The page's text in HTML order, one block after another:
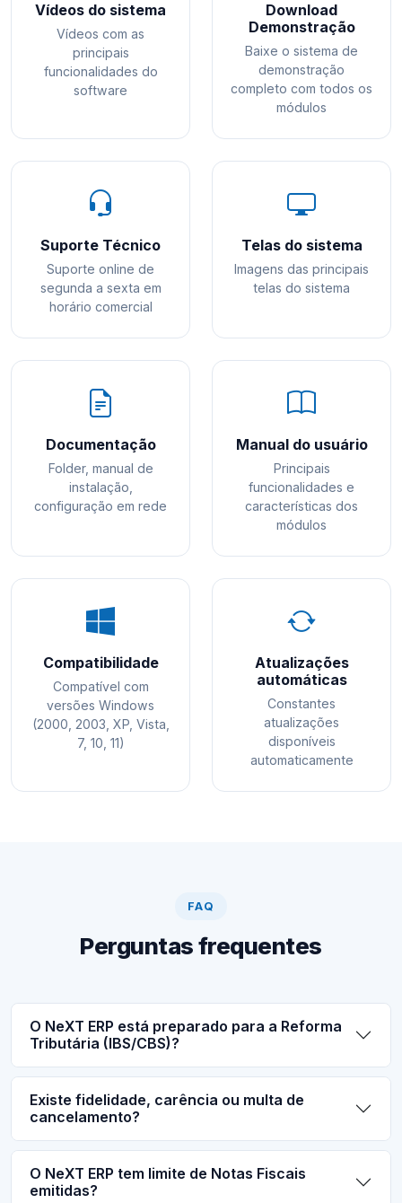
Vídeos do sistema
Vídeos com as
principais
funcionalidades do
software
Download
Demonstração
Baixe o sistema de
demonstração
completo com todos os
módulos
Suporte Técnico
Suporte online de
segunda a sexta em
horário comercial
Telas do sistema
Imagens das principais
telas do sistema
Documentação
Folder, manual de
instalação,
configuração em rede
Manual do usuário
Principais
funcionalidades e
características dos
módulos
Compatibilidade
Compatível com
versões Windows
(2000, 2003, XP, Vista,
7, 10, 11)
Atualizações
automáticas
Constantes
atualizações
disponíveis
automaticamente
FAQ
Perguntas frequentes
O NeXT ERP está preparado para a Reforma
Tributária (IBS/CBS)?
Existe fidelidade, carência ou multa de
cancelamento?
O NeXT ERP tem limite de Notas Fiscais
emitidas?